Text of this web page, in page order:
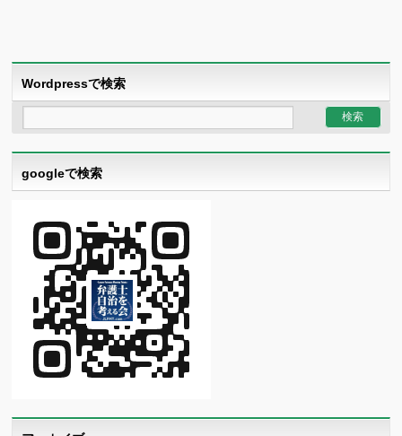
Wordpressで検索
googleで検索